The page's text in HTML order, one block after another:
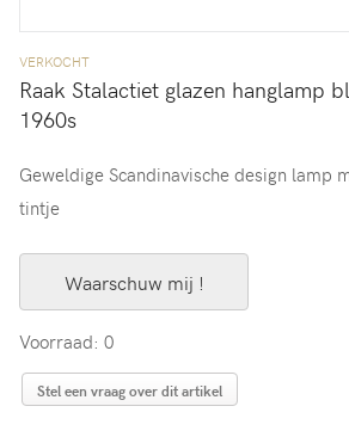
VERKOCHT
Raak Stalactiet glazen hanglamp
1960s
Geweldige Scandinavische design lamp
tintje
Waarschuw mij !
Voorraad: 0
Stel een vraag over dit artikel